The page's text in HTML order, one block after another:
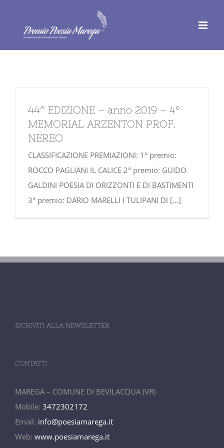
contenuto
44^ EDIZIONE – anno 2019 – 4°
MEMORIAL ARZENTON PROF.
NEREO
CLASSIFICAZIONE PREMIAZIONI: 1° premio:
ROCCO PAGLIANI IL CALICE 2° premio: GUIDO
GALDINI POESIA DI ORIZZONTI E DI BASTIMENTI
3° premio: DARIO MARELLI I TULIPANI DI [...]
ISCRIVITI ALLA NEWSLETTER
CONTATTI
MAREGA – COMUNE DI BEVILACQUA (VR)
Mobile: 3472302172
Email: info@poesiamarega.it
Web: www.poesiamarega.it